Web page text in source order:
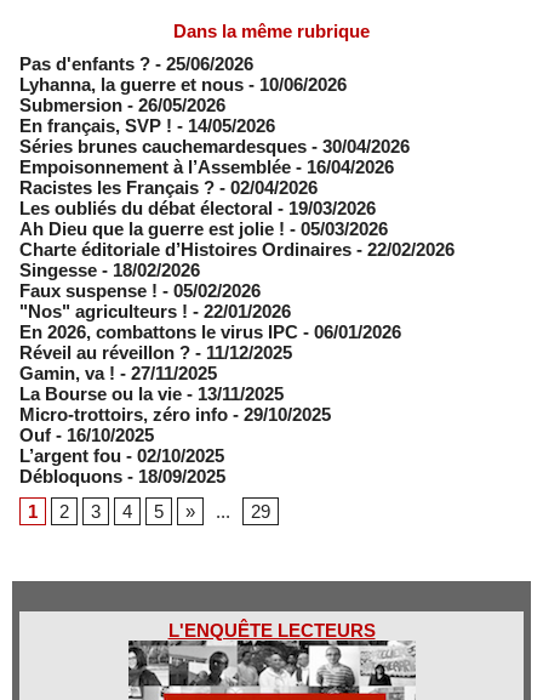
Dans la même rubrique
Pas d'enfants ? - 25/06/2026
​Lyhanna, la guerre et nous - 10/06/2026
Submersion - 26/05/2026
En français, SVP ! - 14/05/2026
​Séries brunes cauchemardesques - 30/04/2026
Empoisonnement à l’Assemblée­ - 16/04/2026
Racistes les Français ? - 02/04/2026
​Les oubliés du débat électoral - 19/03/2026
Ah Dieu que la guerre est jolie ! - 05/03/2026
Charte éditoriale d’Histoires Ordinaires - 22/02/2026
Singesse - 18/02/2026
Faux suspense ! - 05/02/2026
"Nos" agriculteurs ! - 22/01/2026
En 2026, combattons le virus IPC - 06/01/2026
Réveil au réveillon ? - 11/12/2025
Gamin, va ! - 27/11/2025
​La Bourse ou la vie - 13/11/2025
Micro-trottoirs, zéro info - 29/10/2025
Ouf - 16/10/2025
L’argent fou - 02/10/2025
Débloquons - 18/09/2025
1
2 3 4 5 » ... 29
L'ENQUÊTE LECTEURS